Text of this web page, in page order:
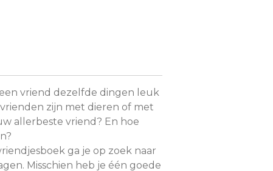
vriend dezelfde dingen leuk
zijn met dieren of met
allerbeste vriend? En hoe
ga je op zoek naar
Misschien heb je één goede